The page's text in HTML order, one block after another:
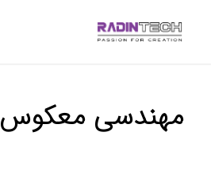
مهندسی معکوس